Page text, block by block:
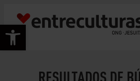
Abrir barra de herramientas
RESULTADOS DE